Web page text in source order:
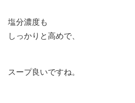
塩分濃度も
しっかりと高めで、
スープ良いですね。